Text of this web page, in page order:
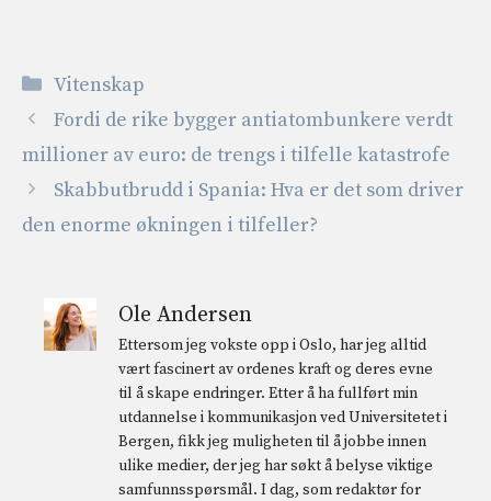
Kategorier
Vitenskap
Fordi de rike bygger antiatombunkere verdt
millioner av euro: de trengs i tilfelle katastrofe
Skabbutbrudd i Spania: Hva er det som driver
den enorme økningen i tilfeller?
Ole Andersen
Ettersom jeg vokste opp i Oslo, har jeg alltid
vært fascinert av ordenes kraft og deres evne
til å skape endringer. Etter å ha fullført min
utdannelse i kommunikasjon ved Universitetet i
Bergen, fikk jeg muligheten til å jobbe innen
ulike medier, der jeg har søkt å belyse viktige
samfunnsspørsmål. I dag, som redaktør for